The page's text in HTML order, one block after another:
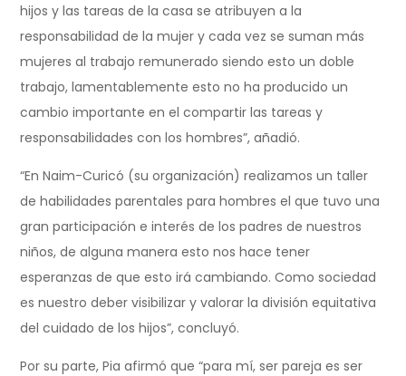
hijos y las tareas de la casa se atribuyen a la
responsabilidad de la mujer y cada vez se suman más
mujeres al trabajo remunerado siendo esto un doble
trabajo, lamentablemente esto no ha producido un
cambio importante en el compartir las tareas y
responsabilidades con los hombres”, añadió.
“En Naim-Curicó (su organización) realizamos un taller
de habilidades parentales para hombres el que tuvo una
gran participación e interés de los padres de nuestros
niños, de alguna manera esto nos hace tener
esperanzas de que esto irá cambiando. Como sociedad
es nuestro deber visibilizar y valorar la división equitativa
del cuidado de los hijos”, concluyó.
Por su parte, Pia afirmó que “para mí, ser pareja es ser